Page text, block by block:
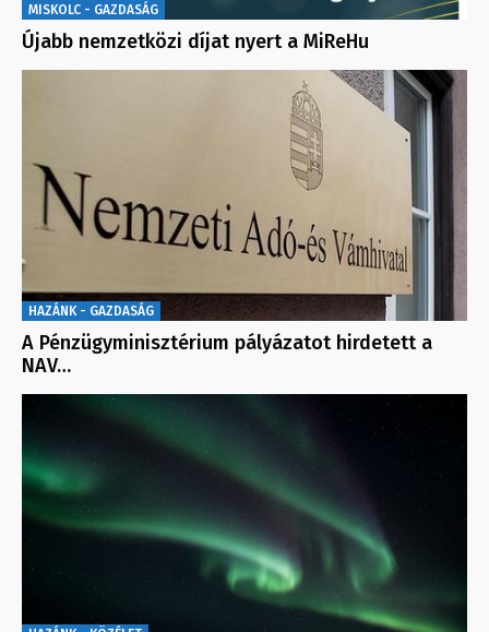
MISKOLC - GAZDASÁG
Újabb nemzetközi díjat nyert a MiReHu
HAZÁNK - GAZDASÁG
A Pénzügyminisztérium pályázatot hirdetett a
NAV…